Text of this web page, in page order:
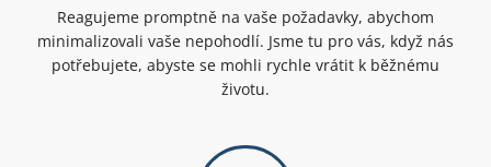
Reagujeme promptně na vaše požadavky, abychom
minimalizovali vaše nepohodlí. Jsme tu pro vás, když nás
potřebujete, abyste se mohli rychle vrátit k běžnému
životu.